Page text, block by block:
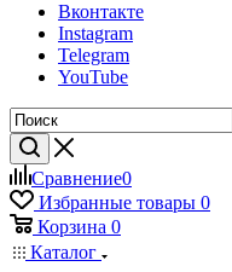
Вконтакте
Instagram
Telegram
YouTube
Сравнение0
Избранные товары 0
Корзина 0
Каталог